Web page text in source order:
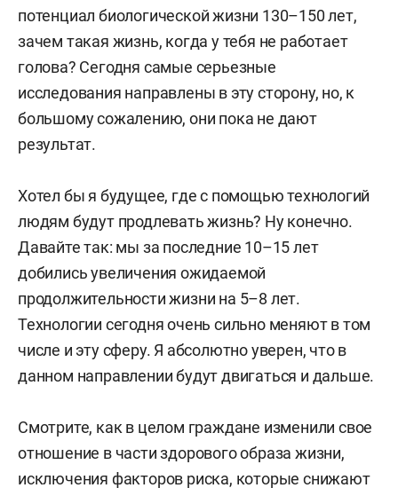
потенциал биологической жизни 130–150 лет,
зачем такая жизнь, когда у тебя не работает
голова? Сегодня самые серьезные
исследования направлены в эту сторону, но, к
большому сожалению, они пока не дают
результат.
Хотел бы я будущее, где с помощью технологий
людям будут продлевать жизнь? Ну конечно.
Давайте так: мы за последние 10–15 лет
добились увеличения ожидаемой
продолжительности жизни на 5–8 лет.
Технологии сегодня очень сильно меняют в том
числе и эту сферу. Я абсолютно уверен, что в
данном направлении будут двигаться и дальше.
Смотрите, как в целом граждане изменили свое
отношение в части здорового образа жизни,
исключения факторов риска, которые снижают